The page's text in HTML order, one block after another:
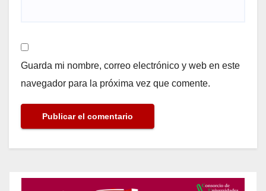
Guarda mi nombre, correo electrónico y web en este
navegador para la próxima vez que comente.